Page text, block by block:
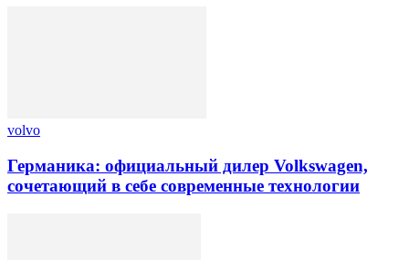
volvo
Германика: официальный дилер Volkswagen,
сочетающий в себе современные технологии